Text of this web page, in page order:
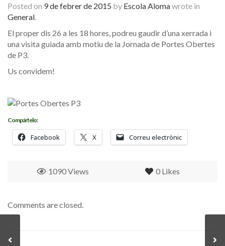
Posted on 9 de febrer de 2015 by Escola Alomawrote in
General.
El proper dis 26 a les 18 hores, podreu gaudir d’una xerrada i
una visita guiada amb motiu de la Jornada de Portes Obertes
de P3.
Us convidem!
Compártelo:
Facebook X Correu electrònic
0 Likes
1090 Views
Comments are closed.